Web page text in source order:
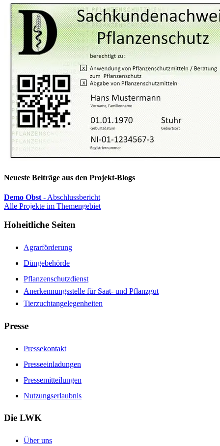
Neueste Beiträge aus den Projekt-Blogs
Demo Obst - Abschlussbericht
Alle Projekte im Themengebiet
Hoheitliche Seiten
Agrarförderung
Düngebehörde
Pflanzenschutzdienst
Anerkennungsstelle für Saat- und Pflanzgut
Tierzuchtangelegenheiten
Presse
Pressekontakt
Presseeinladungen
Pressemitteilungen
Nutzungserlaubnis
Die LWK
Über uns